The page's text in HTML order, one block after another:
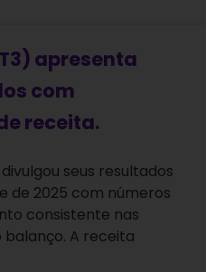
apresenta
com
receita.
seus resultados
de 2025 com números
consistente nas
balanço. A receita